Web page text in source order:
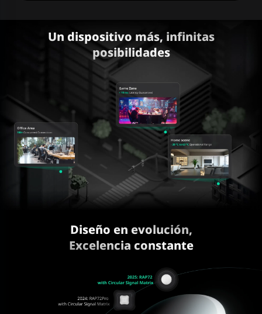
Un dispositivo más, infinitas
posibilidades
Diseño en evolución,
Excelencia constante